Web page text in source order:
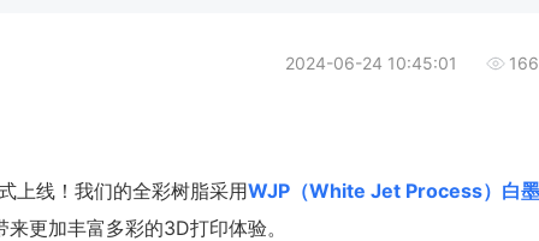
2024-06-24 10:45:01
上线！我们的全彩树脂采用WJP（White Jet Process）白
更加丰富多彩的3D打印体验。